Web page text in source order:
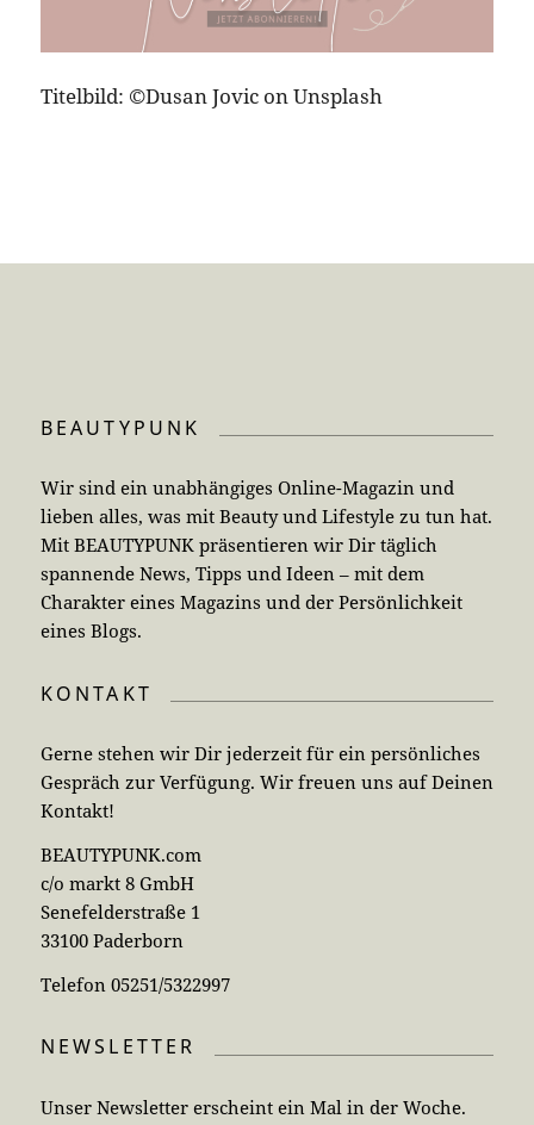
Titelbild: ©Dusan Jovic on Unsplash
BEAUTYPUNK
Wir sind ein unabhängiges Online-Magazin und
lieben alles, was mit Beauty und Lifestyle zu tun hat.
Mit BEAUTYPUNK präsentieren wir Dir täglich
spannende News, Tipps und Ideen – mit dem
Charakter eines Magazins und der Persönlichkeit
eines Blogs.
KONTAKT
Gerne stehen wir Dir jederzeit für ein persönliches
Gespräch zur Verfügung. Wir freuen uns auf Deinen
Kontakt!
BEAUTYPUNK.com
c/o markt 8 GmbH
Senefelderstraße 1
33100 Paderborn
Telefon 05251/5322997
NEWSLETTER
Unser Newsletter erscheint ein Mal in der Woche.